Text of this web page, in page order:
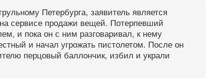
Петербурга, заявитель является
сервисе продажи вещей. Потерпевший
и пока он с ним разговаривал, к нему
и начал угрожать пистолетом. После он
перцовый баллончик, избил и украли